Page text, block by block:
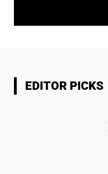
EDITOR PICKS